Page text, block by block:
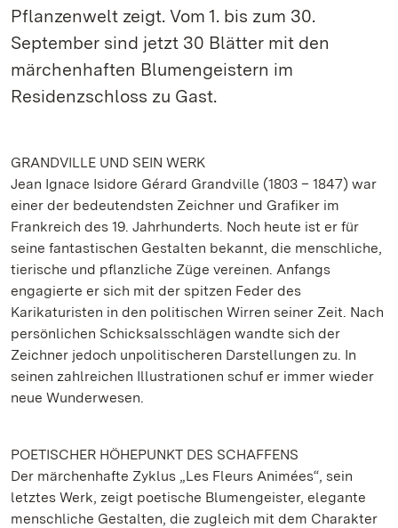
Pflanzenwelt zeigt. Vom 1. bis zum 30.
September sind jetzt 30 Blätter mit den
märchenhaften Blumengeistern im
Residenzschloss zu Gast.
GRANDVILLE UND SEIN WERK
Jean Ignace Isidore Gérard Grandville (1803 – 1847) war
einer der bedeutendsten Zeichner und Grafiker im
Frankreich des 19. Jahrhunderts. Noch heute ist er für
seine fantastischen Gestalten bekannt, die menschliche,
tierische und pflanzliche Züge vereinen. Anfangs
engagierte er sich mit der spitzen Feder des
Karikaturisten in den politischen Wirren seiner Zeit. Nach
persönlichen Schicksalsschlägen wandte sich der
Zeichner jedoch unpolitischeren Darstellungen zu. In
seinen zahlreichen Illustrationen schuf er immer wieder
neue Wunderwesen.
POETISCHER HÖHEPUNKT DES SCHAFFENS
Der märchenhafte Zyklus „Les Fleurs Animées“, sein
letztes Werk, zeigt poetische Blumengeister, elegante
menschliche Gestalten, die zugleich mit dem Charakter